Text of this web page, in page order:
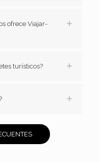
ofrece Viajar-
turísticos?